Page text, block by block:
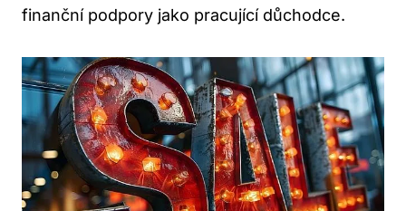
finanční podpory ⁤jako pracující důchodce.